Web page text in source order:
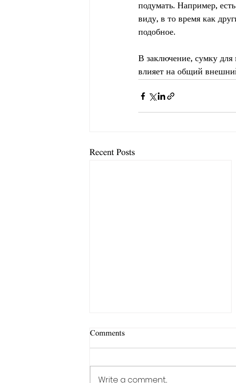
подумать. Например,
виду, в то время как
подобное.
В заключение, сумку
влияет на общий
Recent Posts
Comments
Write a comment...